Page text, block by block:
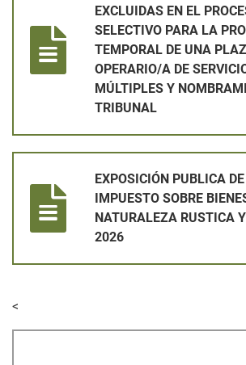
EXCLUIDAS EN EL
SELECTIVO PARA LA
TEMPORAL DE UNA
OPERARIO/A DE
MÚLTIPLES Y
TRIBUNAL
EXPOSICIÓN PUBLICA
IMPUESTO SOBRE
NATURALEZA RUSTICA
2026
<